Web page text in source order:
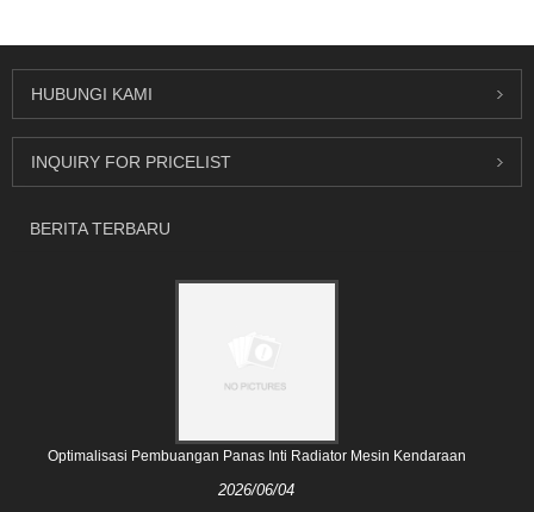
HUBUNGI KAMI
INQUIRY FOR PRICELIST
BERITA TERBARU
Optimalisasi Pembuangan Panas Inti Radiator Mesin Kendaraan
2026/06/04